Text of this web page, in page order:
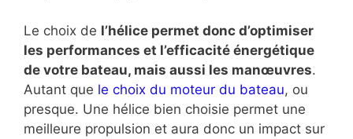
Le choix de l’hélice permet donc d’optimiser
les performances et l’efficacité énergétique
de votre bateau, mais aussi les manœuvres.
Autant que le choix du moteur du bateau, ou
presque. Une hélice bien choisie permet une
meilleure propulsion et aura donc un impact sur